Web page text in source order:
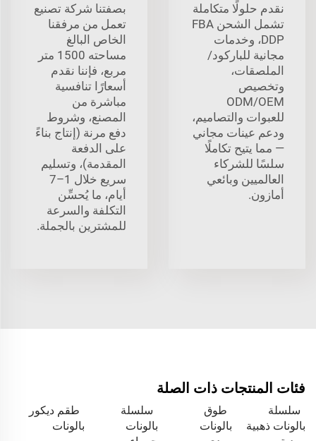
نقدم حلولًا متكاملة
تشمل الشحن FBA
DDP، وخدمات
مجانية للباركود/
الملصقات،
وتخصيص
ODM/OEM
للعبوات والتصاميم،
ودعم عينات مجاني
— مما يتيح تكاملًا
سلسًا للشركاء
العالميين وبائعي
أمازون.
بصفتنا شركة تصنيع
تعمل من مرفقنا
الخاص البالغ
مساحته 1500 متر
مربع، فإننا نقدم
أسعارًا تنافسية
مباشرة من
المصنع، وشروط
دفع مرنة (إنتاج بناءً
على الدفعة
المقدمة)، وتسليم
سريع خلال 1–7
أيام، ما يُحسِّن
التكلفة والسرعة
للمشترين بالجملة.
فئات المنتجات ذات الصلة
سلسلة
بالونات ذهبية
طوق
بالونات
سلسلة
بالونات
طقم ديكور
بالونات